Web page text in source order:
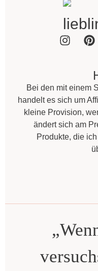
Bei den mit einem
handelt es sich um
kleine Provision,
ändert sich am
Produkte, die